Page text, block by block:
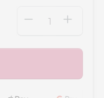
Hoeveelheid